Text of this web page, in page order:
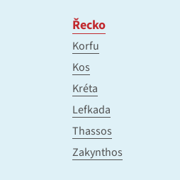
Řecko
Korfu
Kos
Kréta
Lefkada
Thassos
Zakynthos